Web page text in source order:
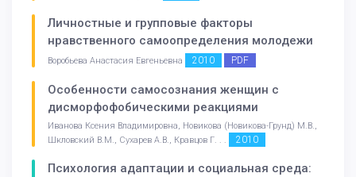
Личностные и групповые факторы
нравственного самоопределения молодежи
Воробьева Анастасия Евгеньевна 2010 PDF
Особенности самосознания женщин с
дисморфофобическими реакциями
Иванова Ксения Владимировна, Новикова (Новикова-Грунд) М.В.,
Шкловский В.М., Сухарев А.В., Кравцов Г. . .
2010
Психология адаптации и социальная среда: